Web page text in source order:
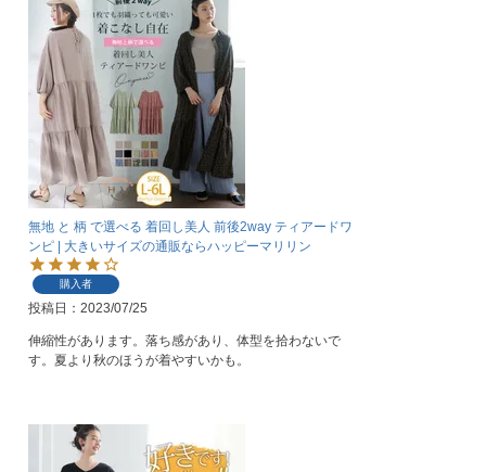
無地 と 柄 で選べる 着回し美人 前後2way ティアードワ
ンピ | 大きいサイズの通販ならハッピーマリリン
購入者
投稿日 2023/07/25
伸縮性があります。落ち感があり、体型を拾わないで
す。夏より秋のほうが着やすいかも。